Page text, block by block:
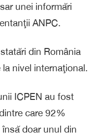
unei informări
ANPC.
din România
nivel internaţional.
ICPEN au fost
care 92%
doar unul din